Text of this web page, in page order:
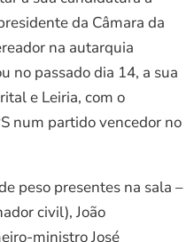
da Câmara da
na autarquia
no passado dia 14, a sua
e Leiria, com o
num partido vencedor no
peso presentes na sala –
civil), João
ministro José